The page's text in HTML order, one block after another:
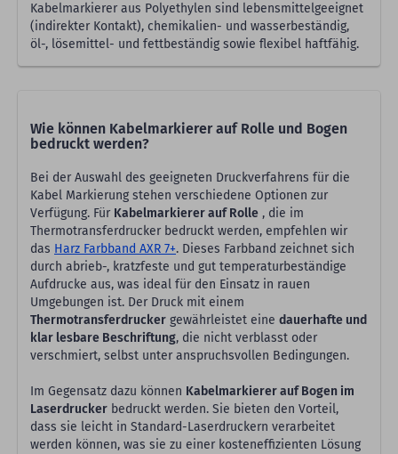
Kabelmarkierer aus Polyethylen sind lebensmittelgeeignet
(indirekter Kontakt), chemikalien- und wasserbeständig,
öl-, lösemittel- und fettbeständig sowie flexibel haftfähig.
Wie können Kabelmarkierer auf Rolle und Bogen
bedruckt werden?
Bei der Auswahl des geeigneten Druckverfahrens für die
Kabel Markierung stehen verschiedene Optionen zur
Verfügung. Für Kabelmarkierer auf Rolle , die im
Thermotransferdrucker bedruckt werden, empfehlen wir
das Harz Farbband AXR 7+. Dieses Farbband zeichnet sich
durch abrieb-, kratzfeste und gut temperaturbeständige
Aufdrucke aus, was ideal für den Einsatz in rauen
Umgebungen ist. Der Druck mit einem
Thermotransferdrucker gewährleistet eine dauerhafte und
klar lesbare Beschriftung, die nicht verblasst oder
verschmiert, selbst unter anspruchsvollen Bedingungen.
Im Gegensatz dazu können Kabelmarkierer auf Bogen im
Laserdrucker bedruckt werden. Sie bieten den Vorteil,
dass sie leicht in Standard-Laserdruckern verarbeitet
werden können, was sie zu einer kosteneffizienten Lösung